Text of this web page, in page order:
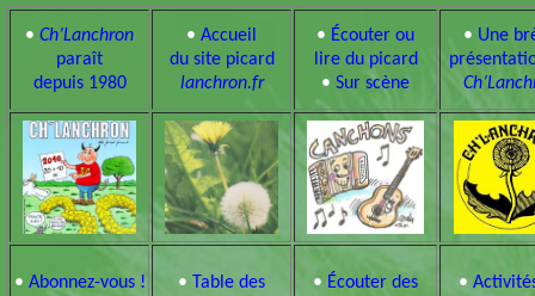
• Ch’Lanchron
paraît
depuis 1980
• Accueil
du site picard
lanchron.fr
• Écouter ou
lire du picard
• Sur scène
• Une
• Abonnez-vous !
•
Table des
• Écouter des
•